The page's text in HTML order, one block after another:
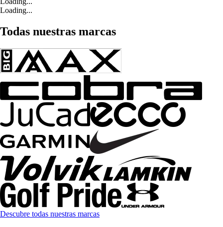
Loading...
Todas nuestras marcas
Descubre todas nuestras marcas